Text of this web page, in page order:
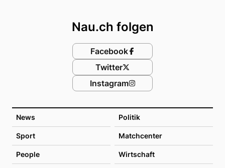
News Politik
Sport Matchcenter
People Wirtschaft
Nau.ch folgen
Facebook
Twitter
Instagram